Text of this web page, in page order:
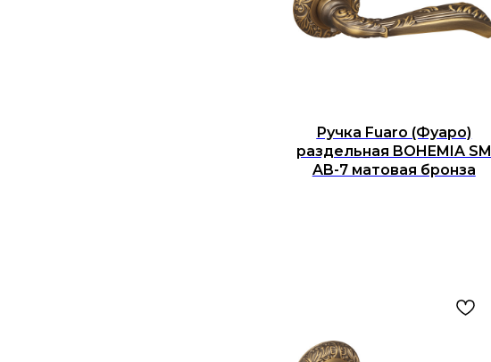
Ручка Fuaro (Фуаро)
раздельная BOHEMIA SM
AB-7 матовая бронза